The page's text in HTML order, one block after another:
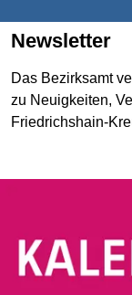
Newsletter
Das Bezirksamt
zu Neuigkeiten,
Friedrichshain-